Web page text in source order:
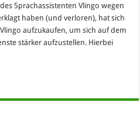
Sprachassistenten Vlingo wegen
haben (und verloren), hat sich
aufzukaufen, um sich auf dem
stärker aufzustellen. Hierbei